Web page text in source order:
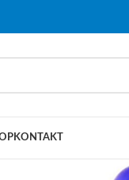
KONTAKT